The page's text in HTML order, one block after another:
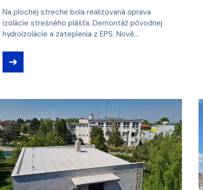
Na plochej streche bola realizovaná oprava
izolácie strešného plášťa. Demontáž pôvodnej
hydroizolácie a zateplenia z EPS. Nové...
➜